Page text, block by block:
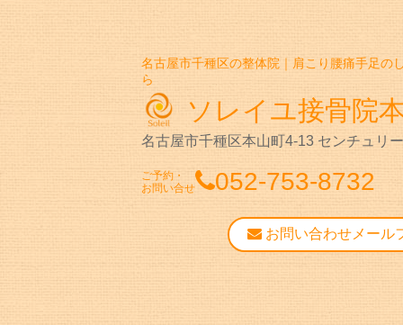
名古屋市千種区の整体院｜肩こり腰痛手足の
ら
ソレイユ接骨院
名古屋市千種区本山町4-13 センチュリ
ご予約・
お問い合せ
052-753-8732
お問い合わせメール